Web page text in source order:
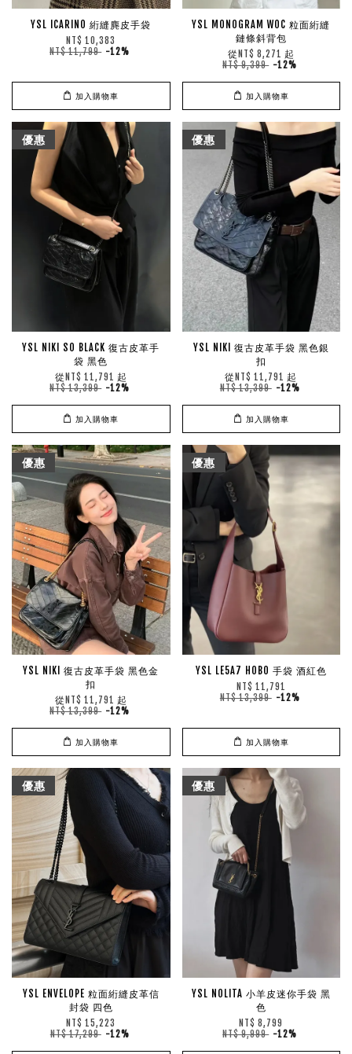
YSL ICARINO 絎縫麂皮手袋
NT$ 10,383
NT$ 11,799 -12%
加入購物車
YSL MONOGRAM WOC 粒面絎縫
鏈條斜背包
從 NT$ 8,271 起
NT$ 9,399 -12%
加入購物車
優惠
YSL NIKI SO BLACK 復古皮革手
袋 黑色
從 NT$ 11,791 起
NT$ 13,399 -12%
加入購物車
優惠
YSL NIKI 復古皮革手袋 黑色銀
扣
從 NT$ 11,791 起
NT$ 13,399 -12%
加入購物車
優惠
YSL NIKI 復古皮革手袋 黑色金
扣
從 NT$ 11,791 起
NT$ 13,399 -12%
加入購物車
優惠
YSL LE5A7 HOBO 手袋 酒紅色
NT$ 11,791
NT$ 13,399 -12%
加入購物車
優惠
YSL ENVELOPE 粒面絎縫皮革信
封袋 四色
NT$ 15,223
NT$ 17,299 -12%
優惠
YSL NOLITA 小羊皮迷你手袋 黑
色
NT$ 8,799
NT$ 9,999 -12%